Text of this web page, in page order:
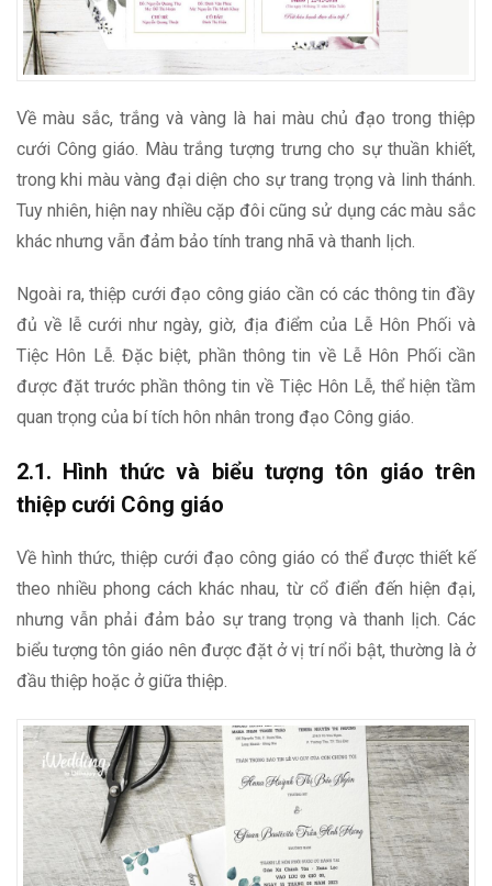
Về màu sắc, trắng và vàng là hai màu chủ đạo trong thiệp
cưới Công giáo. Màu trắng tượng trưng cho sự thuần khiết,
trong khi màu vàng đại diện cho sự trang trọng và linh thánh.
Tuy nhiên, hiện nay nhiều cặp đôi cũng sử dụng các màu sắc
khác nhưng vẫn đảm bảo tính trang nhã và thanh lịch.
Ngoài ra, thiệp cưới đạo công giáo cần có các thông tin đầy
đủ về lễ cưới như ngày, giờ, địa điểm của Lễ Hôn Phối và
Tiệc Hôn Lễ. Đặc biệt, phần thông tin về Lễ Hôn Phối cần
được đặt trước phần thông tin về Tiệc Hôn Lễ, thể hiện tầm
quan trọng của bí tích hôn nhân trong đạo Công giáo.
2.1. Hình thức và biểu tượng tôn giáo trên
thiệp cưới Công giáo
Về hình thức, thiệp cưới đạo công giáo có thể được thiết kế
theo nhiều phong cách khác nhau, từ cổ điển đến hiện đại,
nhưng vẫn phải đảm bảo sự trang trọng và thanh lịch. Các
biểu tượng tôn giáo nên được đặt ở vị trí nổi bật, thường là ở
đầu thiệp hoặc ở giữa thiệp.